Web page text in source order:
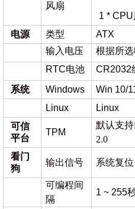
风扇
1 *
电源
类型
ATX
输入电压
根据所
RTC电池
CR2032
系统
Windows
Win 10/
Linux
Linux
可信
平台
TPM
默认支持
2.0
看门
狗
输出信号 系统复位
可编程间
隔
1 ~ 255